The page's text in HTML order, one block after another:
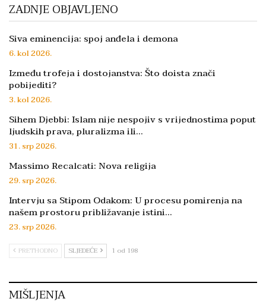
ZADNJE OBJAVLJENO
Siva eminencija: spoj anđela i demona
6. kol 2026.
Između trofeja i dostojanstva: Što doista znači
pobijediti?
3. kol 2026.
Sihem Djebbi: Islam nije nespojiv s vrijednostima poput
ljudskih prava, pluralizma ili…
31. srp 2026.
Massimo Recalcati: Nova religija
29. srp 2026.
Intervju sa Stipom Odakom: U procesu pomirenja na
našem prostoru približavanje istini…
23. srp 2026.
PRETHODNO SLJEDEĆE 1 od 198
MIŠLJENJA